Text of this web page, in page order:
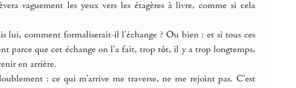
vaguement les yeux vers les étagères à livre, comme si cela
lui, comment formaliserait-il l’échange ? Ou bien : et si tous ces
parce que cet échange on l’a fait, trop tôt, il y a trop longtemps,
en arrière.
: ce qui m’arrive me traverse, ne me rejoint pas. C’est